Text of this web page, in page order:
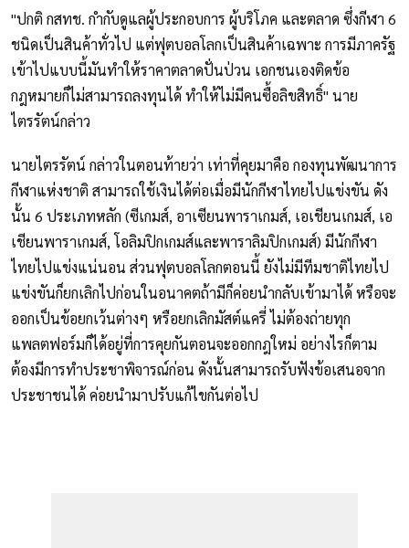
"ปกติ กสทช. กำกับดูแลผู้ประกอบการ ผู้บริโภค และตลาด ซึ่งกีฬา 6
ชนิดเป็นสินค้าทั่วไป แต่ฟุตบอลโลกเป็นสินค้าเฉพาะ การมีภาครัฐ
เข้าไปแบบนี้มันทำให้ราคาตลาดปั่นป่วน เอกชนเองติดข้อ
กฎหมายก็ไม่สามารถลงทุนได้ ทำให้ไม่มีคนซื้อลิขสิทธิ์" นาย
ไตรรัตน์กล่าว
นายไตรรัตน์ กล่าวในตอนท้ายว่า เท่าที่คุยมาคือ กองทุนพัฒนาการ
กีฬาแห่งชาติ สามารถใช้เงินได้ต่อเมื่อมีนักกีฬาไทยไปแข่งขัน ดัง
นั้น 6 ประเภทหลัก (ซีเกมส์, อาเซียนพาราเกมส์, เอเชียนเกมส์, เอ
เชียนพาราเกมส์, โอลิมปิกเกมส์และพาราลิมปิกเกมส์) มีนักกีฬา
ไทยไปแข่งแน่นอน ส่วนฟุตบอลโลกตอนนี้ ยังไม่มีทีมชาติไทยไป
แข่งขันก็ยกเลิกไปก่อนในอนาคตถ้ามีก็ค่อยนำกลับเข้ามาได้ หรือจะ
ออกเป็นข้อยกเว้นต่างๆ หรือยกเลิกมัสต์แครี่ ไม่ต้องถ่ายทุก
แพลตฟอร์มก็ได้อยู่ที่การคุยกันตอนจะออกกฎใหม่ อย่างไรก็ตาม
ต้องมีการทำประชาพิจารณ์ก่อน ดังนั้นสามารถรับฟังข้อเสนอจาก
ประชาชนได้ ค่อยนำมาปรับแก้ไขกันต่อไป